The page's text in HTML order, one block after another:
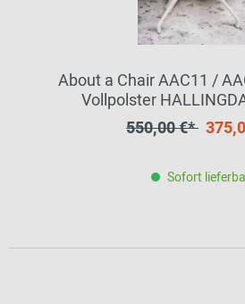
About a Chair AAC11 /
Vollpolster
550,00 €*
Sofort